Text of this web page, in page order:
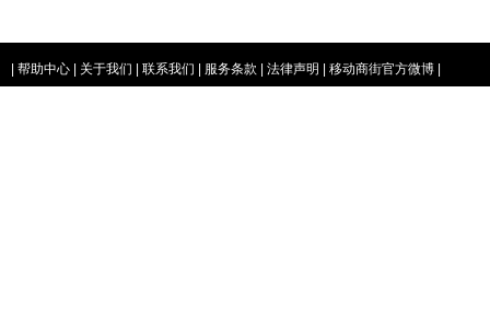
帮助中心 关于我们 联系我们 服务条款 法律声明 移动商街官方微博